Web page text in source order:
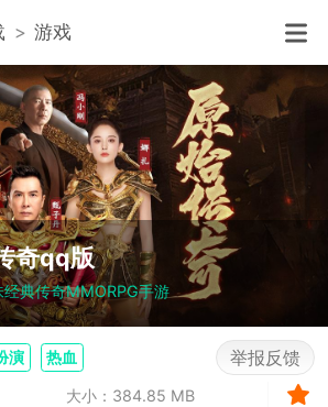
游戏
奇qq版
经典传奇MMORPG手游
演 热血 举报反馈
大小：384.85 MB